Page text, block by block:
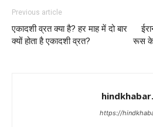
Previous article
एकादशी व्रत क्या है? हर माह में दो बार
क्यों होता है एकादशी व्रत?
रूस के
https://